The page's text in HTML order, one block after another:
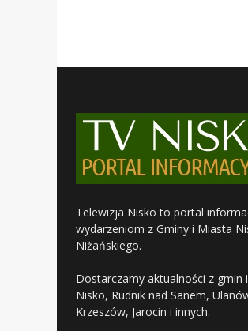
Telewizja Nisko to portal
wydarzeniom z Gminy i Miasta
Niżańskiego.
Dostarczamy aktualności z gmin
Nisko, Rudnik nad Sanem,
Krzeszów, Jarocin i innych.